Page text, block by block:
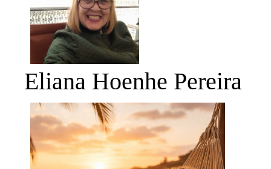
Eliana Hoenhe Pereira